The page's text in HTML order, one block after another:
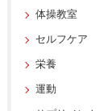
体操教室
セルフケア
栄養
運動